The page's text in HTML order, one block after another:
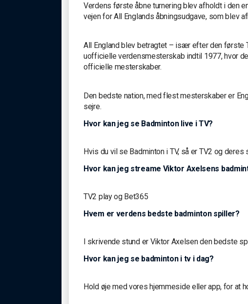
Verdens første åbne turnering blev afholdt i den
vejen for All Englands åbningsudgave, som blev
All England blev betragtet – især efter den første
uofficielle verdensmesterskab indtil 1977, hvor
officielle mesterskaber.
Den bedste nation, med flest mesterskaber er
sejre.
Hvor kan jeg se Badminton live i TV?
Hvis du vil se Badminton i TV, så er TV2 og
Hvor kan jeg streame Viktor Axelsens
TV2 play og Bet365
Hvem er verdens bedste badminton spiller?
I skrivende stund er Viktor Axelsen den bedste
Hvor kan jeg se badminton i tv i dag?
Hold øje med vores hjemmeside eller app, for at